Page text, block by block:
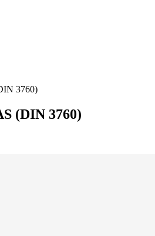
3760)
(DIN 3760)